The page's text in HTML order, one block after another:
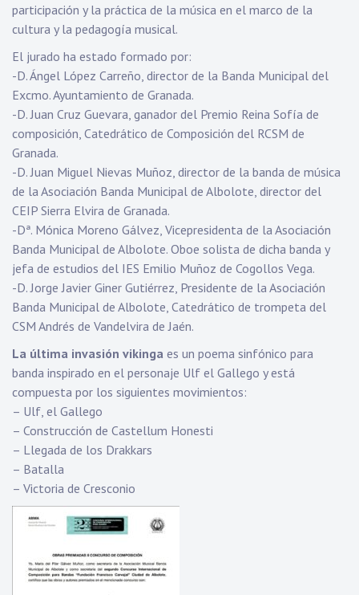
participación y la práctica de la música en el marco de la
cultura y la pedagogía musical.
El jurado ha estado formado por:
-D. Ángel López Carreño, director de la Banda Municipal del
Excmo. Ayuntamiento de Granada.
-D. Juan Cruz Guevara, ganador del Premio Reina Sofía de
composición, Catedrático de Composición del RCSM de
Granada.
-D. Juan Miguel Nievas Muñoz, director de la banda de música
de la Asociación Banda Municipal de Albolote, director del
CEIP Sierra Elvira de Granada.
-Dª. Mónica Moreno Gálvez, Vicepresidenta de la Asociación
Banda Municipal de Albolote. Oboe solista de dicha banda y
jefa de estudios del IES Emilio Muñoz de Cogollos Vega.
-D. Jorge Javier Giner Gutiérrez, Presidente de la Asociación
Banda Municipal de Albolote, Catedrático de trompeta del
CSM Andrés de Vandelvira de Jaén.
La última invasión vikinga es un poema sinfónico para
banda inspirado en el personaje Ulf el Gallego y está
compuesta por los siguientes movimientos:
– Ulf, el Gallego
– Construcción de Castellum Honesti
– Llegada de los Drakkars
– Batalla
– Victoria de Cresconio